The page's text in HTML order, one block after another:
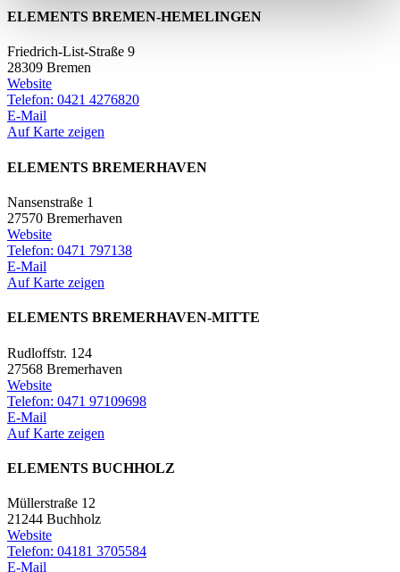
ELEMENTS BREMEN-HEMELINGEN
Friedrich-List-Straße 9
28309 Bremen
Website
Telefon: 0421 4276820
E-Mail
Auf Karte zeigen
ELEMENTS BREMERHAVEN
Nansenstraße 1
27570 Bremerhaven
Website
Telefon: 0471 797138
E-Mail
Auf Karte zeigen
ELEMENTS BREMERHAVEN-MITTE
Rudloffstr. 124
27568 Bremerhaven
Website
Telefon: 0471 97109698
E-Mail
Auf Karte zeigen
ELEMENTS BUCHHOLZ
Müllerstraße 12
21244 Buchholz
Website
Telefon: 04181 3705584
E-Mail